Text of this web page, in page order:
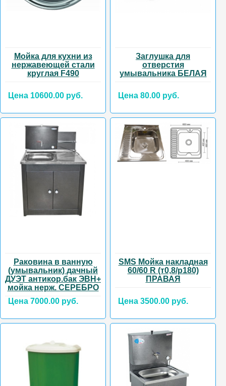
Мойка для кухни из
нержавеющей стали
круглая F490
Цена 10600.00 руб.
Заглушка для
отверстия
умывальника БЕЛАЯ
Цена 80.00 руб.
Раковина в ванную
(умывальник) дачный
ДУЭТ антикор.бак ЭВН+
мойка нерж. СЕРЕБРО
Цена 7000.00 руб.
SMS Мойка накладная
60/60 R (т0,8/р180)
ПРАВАЯ
Цена 3500.00 руб.